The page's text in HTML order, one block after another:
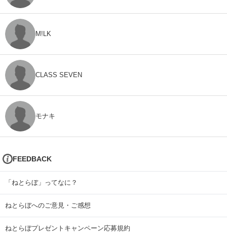
M!LK
CLASS SEVEN
モナキ
FEEDBACK
「ねとらぼ」ってなに？
ねとらぼへのご意見・ご感想
ねとらぼプレゼントキャンペーン応募規約